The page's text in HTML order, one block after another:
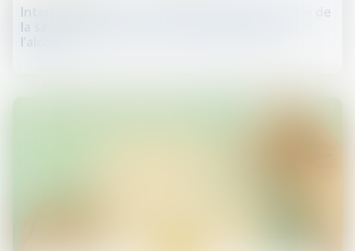
Interprétation stricte des dispositions du code de
la santé publique encadrant la publicité pour
l’alcool